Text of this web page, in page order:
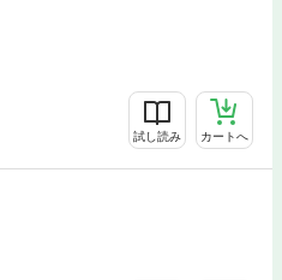
試し読み カートへ